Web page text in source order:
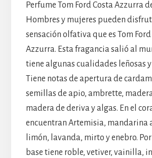
Perfume Tom Ford Costa Azzurra
Hombres y mujeres pueden
sensación olfativa que es Tom Ford
Azzurra. Esta fragancia salió al
tiene algunas cualidades leñosas
Tiene notas de apertura de
semillas de apio, ambrette,
madera de deriva y algas. En el
encuentran Artemisia, mandarina
limón, lavanda, mirto y enebro.
base tiene roble, vetiver, vainilla,